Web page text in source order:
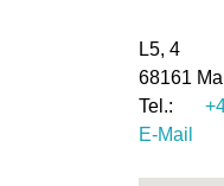
L5, 4
68161
E-Mail